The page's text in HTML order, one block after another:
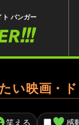
ト バンガー
い映画・
笑える 感